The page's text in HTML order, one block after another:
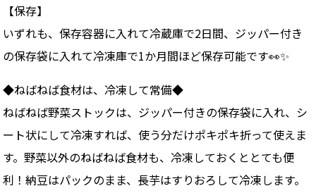
【保存】
いずれも、保存容器に入れて冷蔵庫で2日間、ジッパー付き
の保存袋に入れて冷凍庫で1か月間ほど保存可能です👀✨
◆ねばねば食材は、冷凍して常備◆
ねばねば野菜ストックは、ジッパー付きの保存袋に入れ、シ
ート状にして冷凍すれば、使う分だけポキポキ折って使えま
す。野菜以外のねばねば食材も、冷凍しておくととても便
利！納豆はパックのまま、長芋はすりおろして冷凍します。